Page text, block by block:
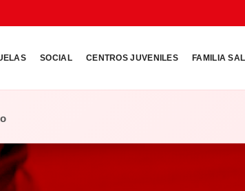
SOCIAL CENTROS JUVENILES FAMILIA